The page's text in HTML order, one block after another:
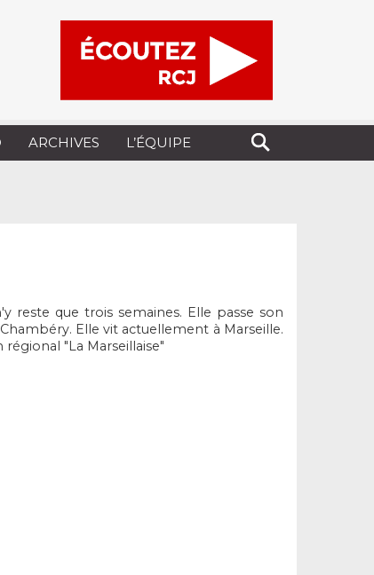
ARCHIVES L’ÉQUIPE
reste que trois semaines. Elle passe son
Elle vit actuellement à Marseille.
"La Marseillaise"